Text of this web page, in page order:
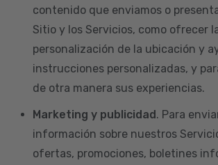
contenido que enviamos o
Sitio y los Servicios, como ofrecer
personalización de la ubicación y
instrucciones personalizadas, y
de otra manera sus experiencias.
Marketing y publicidad. Para
información sobre nuestros
ofertas, promociones, boletines